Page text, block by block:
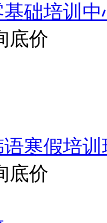
础培训中
底价
寒假培训
底价